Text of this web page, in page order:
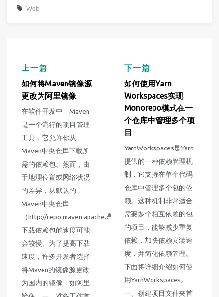
Web
上一篇
如何将Maven镜像源
更改为阿里镜像
在软件开发中，Maven
是一个流行的项目管理
工具，它允许你从
Maven中央仓库下载所
需的依赖包。然而，由
于地理位置或网络状况
的差异，从默认的
Maven中央仓库
（http://repo.maven.apache.org/maven2）
下载依赖包的速度可能
会较慢。为了提高下载
速度，许多开发者选择
将Maven的镜像源更改
为国内的镜像，如阿里
下一篇
如何使用Yarn
Workspaces实现
Monorepo模式在一
个仓库中管理多个项
目
YarnWorkspaces是Yarn
提供的一种依赖管理机
制，它支持在单个代码
仓库中管理多个包的依
赖。这种机制非常适合
需要多个相互依赖的包
的项目，能够减少重复
依赖，加快依赖安装速
度，并简化依赖管理。
下面将详细介绍如何使
用YarnWorkspaces。
一、创建项目文件夹首